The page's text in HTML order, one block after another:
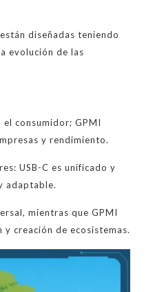
diseñadas teniendo
evolución de las
el consumidor; GPMI
y rendimiento.
USB-C es unificado y
adaptable.
mientras que GPMI
y creación de ecosistemas.